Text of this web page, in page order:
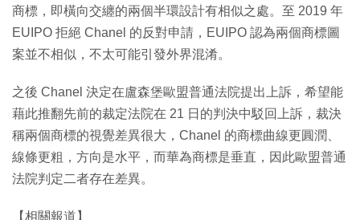
商標，即橫向交纏的兩個半環設計有相似之處。至 2019 年
EUIPO 拒絕 Chanel 的反對申請，EUIPO 認為兩個商標圖
案並不相似，不太可能引發外界混淆。
之後 Chanel 決定在盧森堡歐盟普通法院提出上訴，希望能
藉此推翻先前的裁定法院在 21 日的判決中駁回上訴，裁決
稱兩個商標的視覺差異很大，Chanel 的商標曲線更圓潤、
線條更粗，方向是水平，而華為商標是垂直，因此歐盟普通
法院判定二者存在差異。
【相關報道】